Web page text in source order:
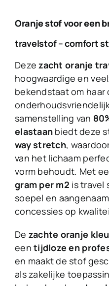
Oranje stof voor een
travelstof – comfort
Deze zacht oranje
hoogwaardige en
bekendstaat om
samenstelling van
elastaan biedt deze
way stretch,
van het lichaam
vorm behoudt. Met
gram per m2 is travel
soepel en
concessies op
De zachte oranje
een tijdloze en
en maakt de stof
als zakelijke